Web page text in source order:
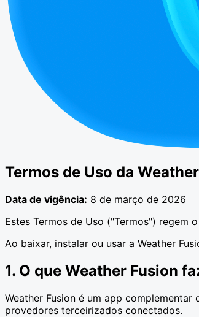
Termos de Uso da
Data de vigência: 8 de março de 2026
Estes Termos de Uso ("Termos") regem
Ao baixar, instalar ou usar a Weather
1. O que Weather Fusion
Weather Fusion é um app
provedores terceirizados conectados.